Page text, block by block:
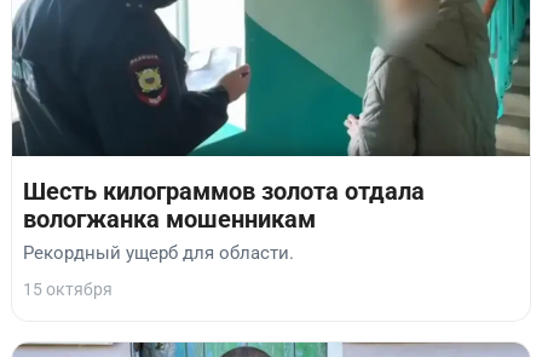
Шесть килограммов золота отдала
вологжанка мошенникам
Рекордный ущерб для области.
15 октября